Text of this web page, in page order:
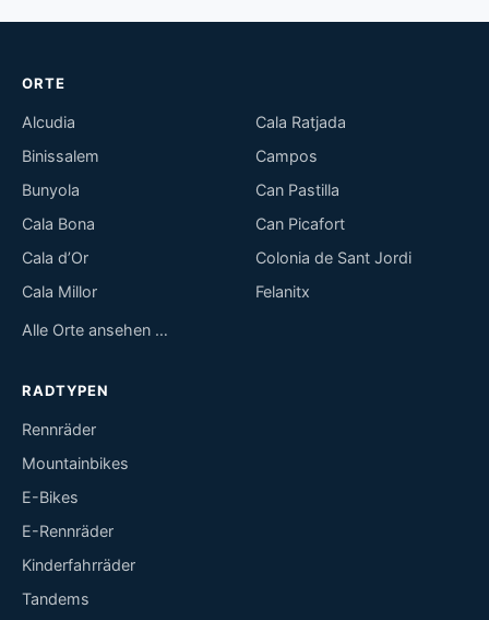
ORTE
Alcudia
Binissalem
Bunyola
Cala Bona
Cala d’Or
Cala Millor
Cala Ratjada
Campos
Can Pastilla
Can Picafort
Colonia de Sant Jordi
Felanitx
Alle Orte ansehen …
RADTYPEN
Rennräder
Mountainbikes
E-Bikes
E-Rennräder
Kinderfahrräder
Tandems